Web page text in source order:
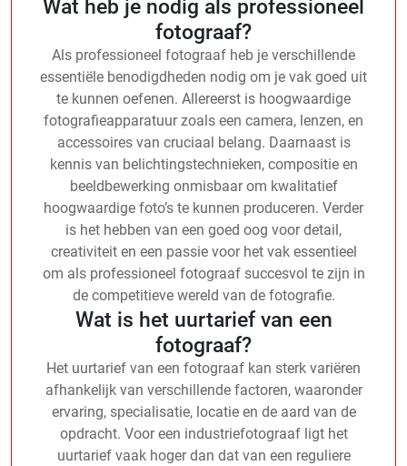
Wat heb je nodig als professioneel
fotograaf?
Als professioneel fotograaf heb je verschillende
essentiële benodigdheden nodig om je vak goed uit
te kunnen oefenen. Allereerst is hoogwaardige
fotografieapparatuur zoals een camera, lenzen, en
accessoires van cruciaal belang. Daarnaast is
kennis van belichtingstechnieken, compositie en
beeldbewerking onmisbaar om kwalitatief
hoogwaardige foto’s te kunnen produceren. Verder
is het hebben van een goed oog voor detail,
creativiteit en een passie voor het vak essentieel
om als professioneel fotograaf succesvol te zijn in
de competitieve wereld van de fotografie.
Wat is het uurtarief van een
fotograaf?
Het uurtarief van een fotograaf kan sterk variëren
afhankelijk van verschillende factoren, waaronder
ervaring, specialisatie, locatie en de aard van de
opdracht. Voor een industriefotograaf ligt het
uurtarief vaak hoger dan dat van een reguliere